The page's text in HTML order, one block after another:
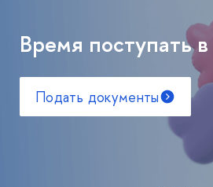
Время поступать
Подать документы